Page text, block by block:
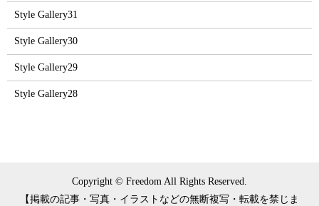
Style Gallery31
Style Gallery30
Style Gallery29
Style Gallery28
Copyright © Freedom All Rights Reserved.
【掲載の記事・写真・イラストなどの無断複写・転載を禁じま